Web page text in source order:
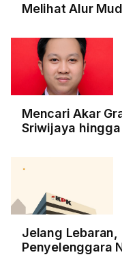
Melihat Alur
Mencari Akar
Sriwijaya
Jelang Lebaran,
Penyelenggara